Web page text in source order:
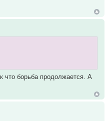
борьба продолжается. А